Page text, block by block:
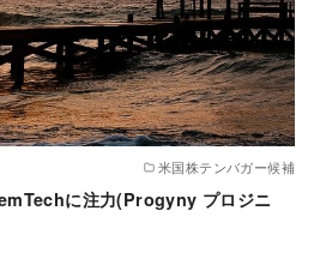
米国株テンバガー候補
に注力(Progyny プロジニ